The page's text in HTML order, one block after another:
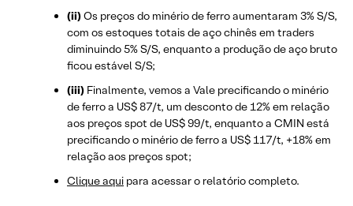
(ii)Os preços do minério de ferro aumentaram 3% S/S,
com os estoques totais de aço chinês em traders
diminuindo 5% S/S, enquanto a produção de aço bruto
ficou estável S/S;
(iii) Finalmente, vemos a Vale precificando o minério
de ferro a US$ 87/t, um desconto de 12% em relação
aos preços spot de US$ 99/t, enquanto a CMIN está
precificando o minério de ferro a US$ 117/t, +18% em
relação aos preços spot;
​Clique aqui para acessar o relatório completo.